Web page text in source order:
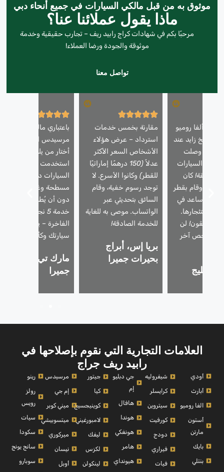
موثوق به من قبل مالكي السيارات في جميع أنحاء دبي
ماذا يقول عملائنا عنا؟
مرحبًا بكم في شهادات كراج رابيد ريف – تجارب حقيقية وخدمة
موثوقة والجودة ورضا العملاء!
تواصل معنا
ألفا روميو
الشيخ زايد عند
– وصلت
السيارات
دبي في 25 دقيقة! كان
وقام بقطر
وساعد في
استئجارها.
المطلقون! لن
أي شخص آخر
الخليج
مقارنة بخمس خدمات
استرداد – عرض هؤلاء
الأشخاص السعر الأكثر
عدلاً (150 درهمًا إماراتيًا
للقطر) وكانوا الأسرع. لا
توجد رسوم خفية، وقام
السائق بتحديثي عبر
الواتساب. موصى به للغاية
للخدمة الصادقة!
بريا إس، أبراج
بحيرات جميرا
باعتباري مالك سيارة
مرسيدس ايه ام جي،
أختار من يلمس سيارتي.
استخدمت شركة
السيارات دبي شاحنة
مسطحة وغطت مقاعدي
دون أن يُطلب مني ذلك.
خدمة 5 نجوم للمركبات
الفاخرة – يتعاملون مع
سيارتك وكأنها سيارتهم.
مارك تي، نخلة
جميرا
العلامات التجارية التي نقوم بإصلاحها في
رابيد ريف جراج
أودي
أبارث
الفا روميو
أستون
مارتن
بايك
بنتلي
شيفروليه
كرايسلر
سيتروين
كورفيت
دودج
فيراري
فيات
جي دبليو
إم
هافال
هوندا
هونغكي
هامر
هيونداي
جيتور
كيا
كوينيجسيج
لامبورغيني
ليفك
لكزس
لينكولن
مرسيدس
إم جي
ميني كوبر
ميتسوبيشي
ميركوري
نيسان
أوبل
رينو
رولز
رويس
سيات
سكودا
سانج يونج
سوبارو